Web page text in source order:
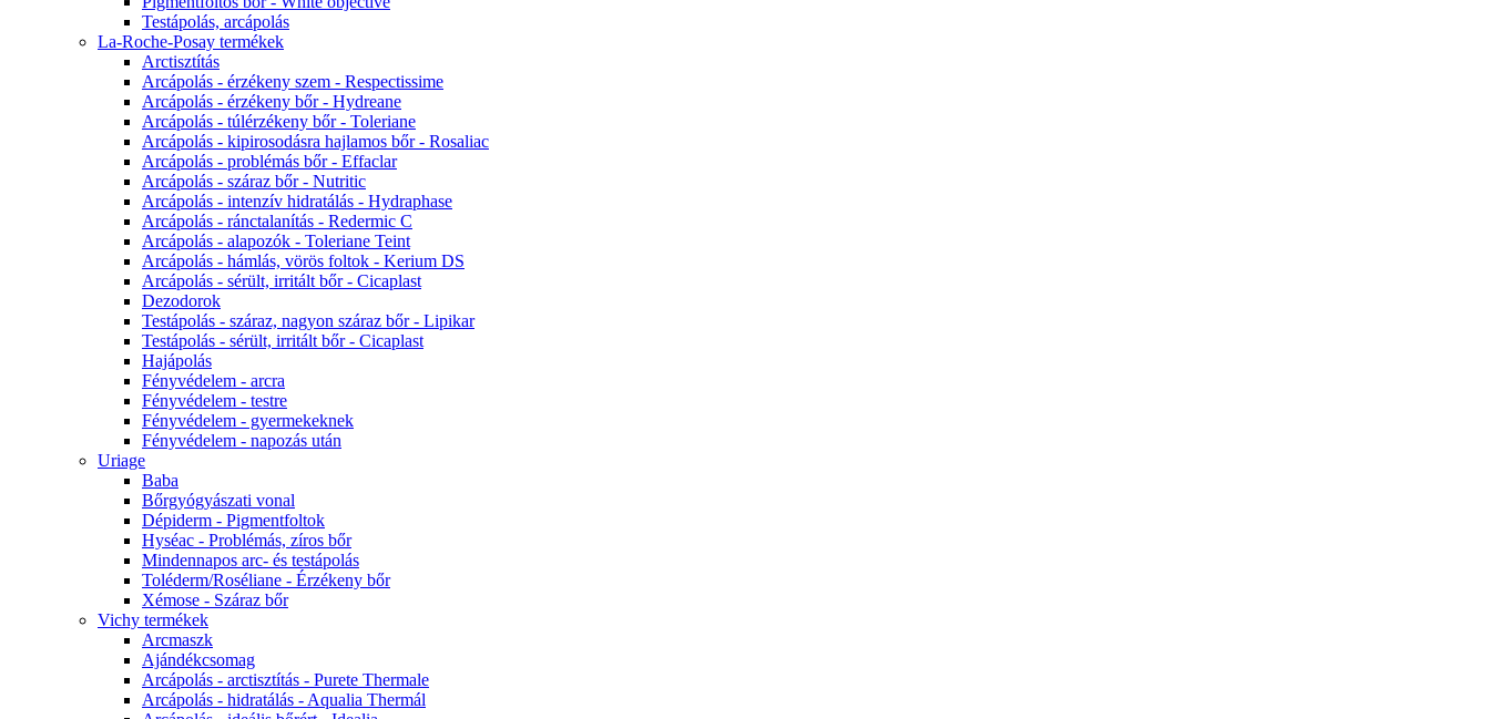
Testápolás, arcápolás
La-Roche-Posay termékek
Arctisztítás
Arcápolás - érzékeny szem - Respectissime
Arcápolás - érzékeny bőr - Hydreane
Arcápolás - túlérzékeny bőr - Toleriane
Arcápolás - kipirosodásra hajlamos bőr - Rosaliac
Arcápolás - problémás bőr - Effaclar
Arcápolás - száraz bőr - Nutritic
Arcápolás - intenzív hidratálás - Hydraphase
Arcápolás - ránctalanítás - Redermic C
Arcápolás - alapozók - Toleriane Teint
Arcápolás - hámlás, vörös foltok - Kerium DS
Arcápolás - sérült, irritált bőr - Cicaplast
Dezodorok
Testápolás - száraz, nagyon száraz bőr - Lipikar
Testápolás - sérült, irritált bőr - Cicaplast
Hajápolás
Fényvédelem - arcra
Fényvédelem - testre
Fényvédelem - gyermekeknek
Fényvédelem - napozás után
Uriage
Baba
Bőrgyógyászati vonal
Dépiderm - Pigmentfoltok
Hyséac - Problémás, zíros bőr
Mindennapos arc- és testápolás
Toléderm/Roséliane - Érzékeny bőr
Xémose - Száraz bőr
Vichy termékek
Arcmaszk
Ajándékcsomag
Arcápolás - arctisztítás - Purete Thermale
Arcápolás - hidratálás - Aqualia Thermál